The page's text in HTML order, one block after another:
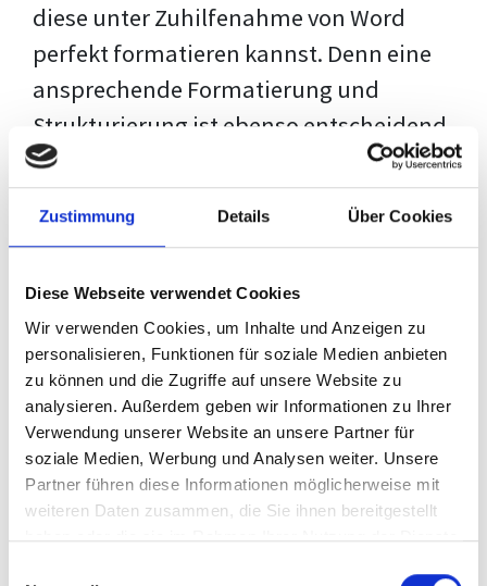
Zustimmung Details Über Cookies
Diese Webseite verwendet Cookies
Wir verwenden Cookies, um Inhalte und Anzeigen zu
personalisieren, Funktionen für soziale Medien anbieten
zu können und die Zugriffe auf unsere Website zu
analysieren. Außerdem geben wir Informationen zu Ihrer
Verwendung unserer Website an unsere Partner für
soziale Medien, Werbung und Analysen weiter. Unsere
Partner führen diese Informationen möglicherweise mit
weiteren Daten zusammen, die Sie ihnen bereitgestellt
haben oder die sie im Rahmen Ihrer Nutzung der Dienste
diese unter Zuhilfenahme von Word
perfekt formatieren kannst. Denn eine
ansprechende Formatierung und
Strukturierung ist ebenso entscheidend
wie der Inhalt selbst. Jeder Prüfer hat
eigene Erwartungen, und unsere
Schulung ist so konzipiert, dass sie dir
deiner individuellen Vorlage zeigt,
anstatt eine Einheitslösung zu bieten.
Der Prozess des wissenschaftlichen
Schreibens kann ohne das richtige
Wissen eine große Herausforderung
darstellen. Jedoch, ausgestattet mit
denTechniken und Strategiendieses
Kurses, wird die Formatierung deiner